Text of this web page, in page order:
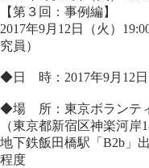
【第３回：事例編】
2017年9月12日（火）
究員）
◆日 時：2017年9月12日
◆場 所：東京ボランテ
（東京都新宿区神楽河岸
地下鉄飯田橋駅「B2b」
程度